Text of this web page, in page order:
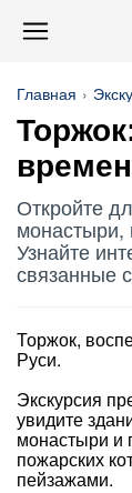
Главная
Откройте
Узнайте
связанные
Торжок,
Руси.
Экскурсия
увидите
монастыри и
пожарских
пейзажами.